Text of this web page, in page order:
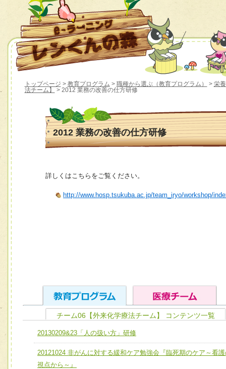
トップページ > 教育プログラム > 職種から選ぶ（教育プログラム） > 栄
法チーム】
> 2012 業務の改善の仕方研修
2012 業務の改善の仕方研修
詳しくはこちらをご覧ください。
http://www.hosp.tsukuba.ac.jp/team_iryo/workshop/
ユニット１ 医療人としての基礎能力
全人的医療を実践する医療人として、必要な基礎能力を身
ける
チーム01【病院内横断的問題解決チーム】
チーム02【地域医療連携推進による高度医療を必要とする
チーム06【外来化学療法チーム】 コンテンツ一覧
20130209&23「人の扱い方」研修
20121024 非がんに対する緩和ケア勉強会『臨死期のケア～看
視点から～』